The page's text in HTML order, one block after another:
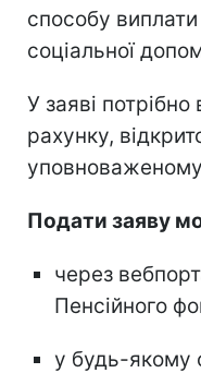
способу виплати
соціальної
У заяві потрібно
рахунку,
Подати заяву
через
Пенсійного
у будь-якому